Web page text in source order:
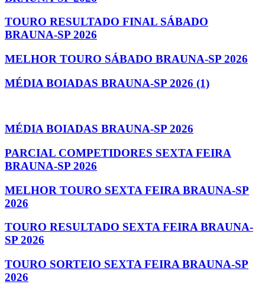
TOURO RESULTADO FINAL SÁBADO
BRAUNA-SP 2026
MELHOR TOURO SÁBADO BRAUNA-SP 2026
MÉDIA BOIADAS BRAUNA-SP 2026 (1)
MÉDIA BOIADAS BRAUNA-SP 2026
PARCIAL COMPETIDORES SEXTA FEIRA
BRAUNA-SP 2026
MELHOR TOURO SEXTA FEIRA BRAUNA-SP
2026
TOURO RESULTADO SEXTA FEIRA BRAUNA-
SP 2026
TOURO SORTEIO SEXTA FEIRA BRAUNA-SP
2026